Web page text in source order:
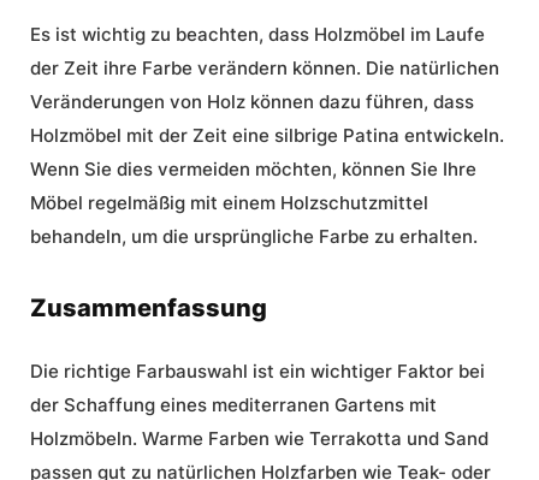
Es ist wichtig zu beachten, dass Holzmöbel im Laufe
der Zeit ihre Farbe verändern können. Die natürlichen
Veränderungen von Holz können dazu führen, dass
Holzmöbel mit der Zeit eine silbrige Patina entwickeln.
Wenn Sie dies vermeiden möchten, können Sie Ihre
Möbel regelmäßig mit einem Holzschutzmittel
behandeln, um die ursprüngliche Farbe zu erhalten.
Zusammenfassung
Die richtige Farbauswahl ist ein wichtiger Faktor bei
der Schaffung eines mediterranen Gartens mit
Holzmöbeln. Warme Farben wie Terrakotta und Sand
passen gut zu natürlichen Holzfarben wie Teak- oder